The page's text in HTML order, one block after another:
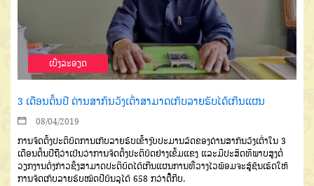
ເບີ່ງລະອຽດ
3 ເດືອນຕົ້ນປີ ດ່ານສາກົນວັງເຕົ່າສາມາດເກັບລາຍຮັບໄດ້ເກີນແຜນ
08/04/2019
ການຈັດຕັ້ງປະຕິບັດການເກັບລາຍຮັບເຂົ້າງົບປະມານລັດຂອງດ່ານສາກົນວັງເຕົ່າໃນ 3
ເດືອນຕົ້ນປີຖືວ່າເປັນວ່າການຈັດຕັ້ງປະຕິບັດຢ່າງເຂັ້ມແຂງ ແລະມີປະສິດທິພາບສູງຕໍ່
ວຽກງານດັ່ງກ່າວຊຶ່ງສາມາດປະຕິບັດໄດ້ເກີນແຜນການທີ່ວາງໄວພ້ອມຈະສູ້ຊົນເຮັດໃຫ້
ການຈັດເກັບລາຍຮັບໝົດປີບັນລຸໄດ້ 658 ກວ່າຕື້ກີບ.